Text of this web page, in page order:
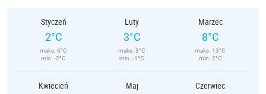
Styczeń
2°C
maks. 6°C
min. -2°C
Luty
3°C
maks. 8°C
min. -1°C
Marzec
8°C
maks. 13°C
min. 2°C
Kwiecień Maj Czerwiec